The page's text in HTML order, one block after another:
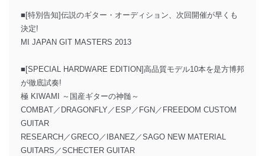
■[特別告知]伝説のギター・オーディション、次回開催が早くも
決定!
MI JAPAN GIT MASTERS 2013
■[SPECIAL HARDWARE EDITION]高品質モデル10本を是方博邦
が徹底試奏!
極 KIWAMI ～国産ギターの神髄～
COMBAT／DRAGONFLY／ESP／FGN／FREEDOM CUSTOM
GUITAR
RESEARCH／GRECO／IBANEZ／SAGO NEW MATERIAL
GUITARS／SCHECTER GUITAR